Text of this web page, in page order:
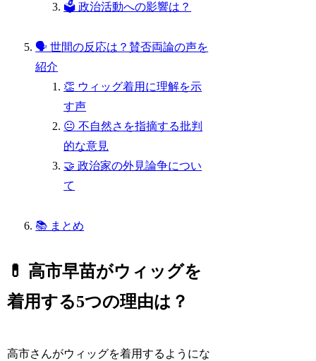
🗳️ 政治活動への影響は？
🗣️ 世間の反応は？賛否両論の声を
紹介
👏 ウィッグ着用に理解を示
す声
😐 不自然さを指摘する批判
的な意見
🤝 政治家の外見論争につい
て
📚 まとめ
💊 高市早苗がウィッグを
着用する5つの理由は？
高市さんがウィッグを着用するようにな